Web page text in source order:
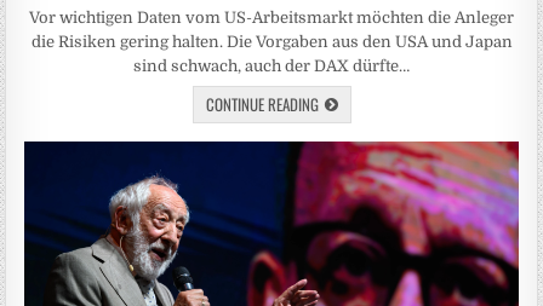
Vor wichtigen Daten vom US-Arbeitsmarkt möchten die Anleger
die Risiken gering halten. Die Vorgaben aus den USA und Japan
sind schwach, auch der DAX dürfte…
CONTINUE READING